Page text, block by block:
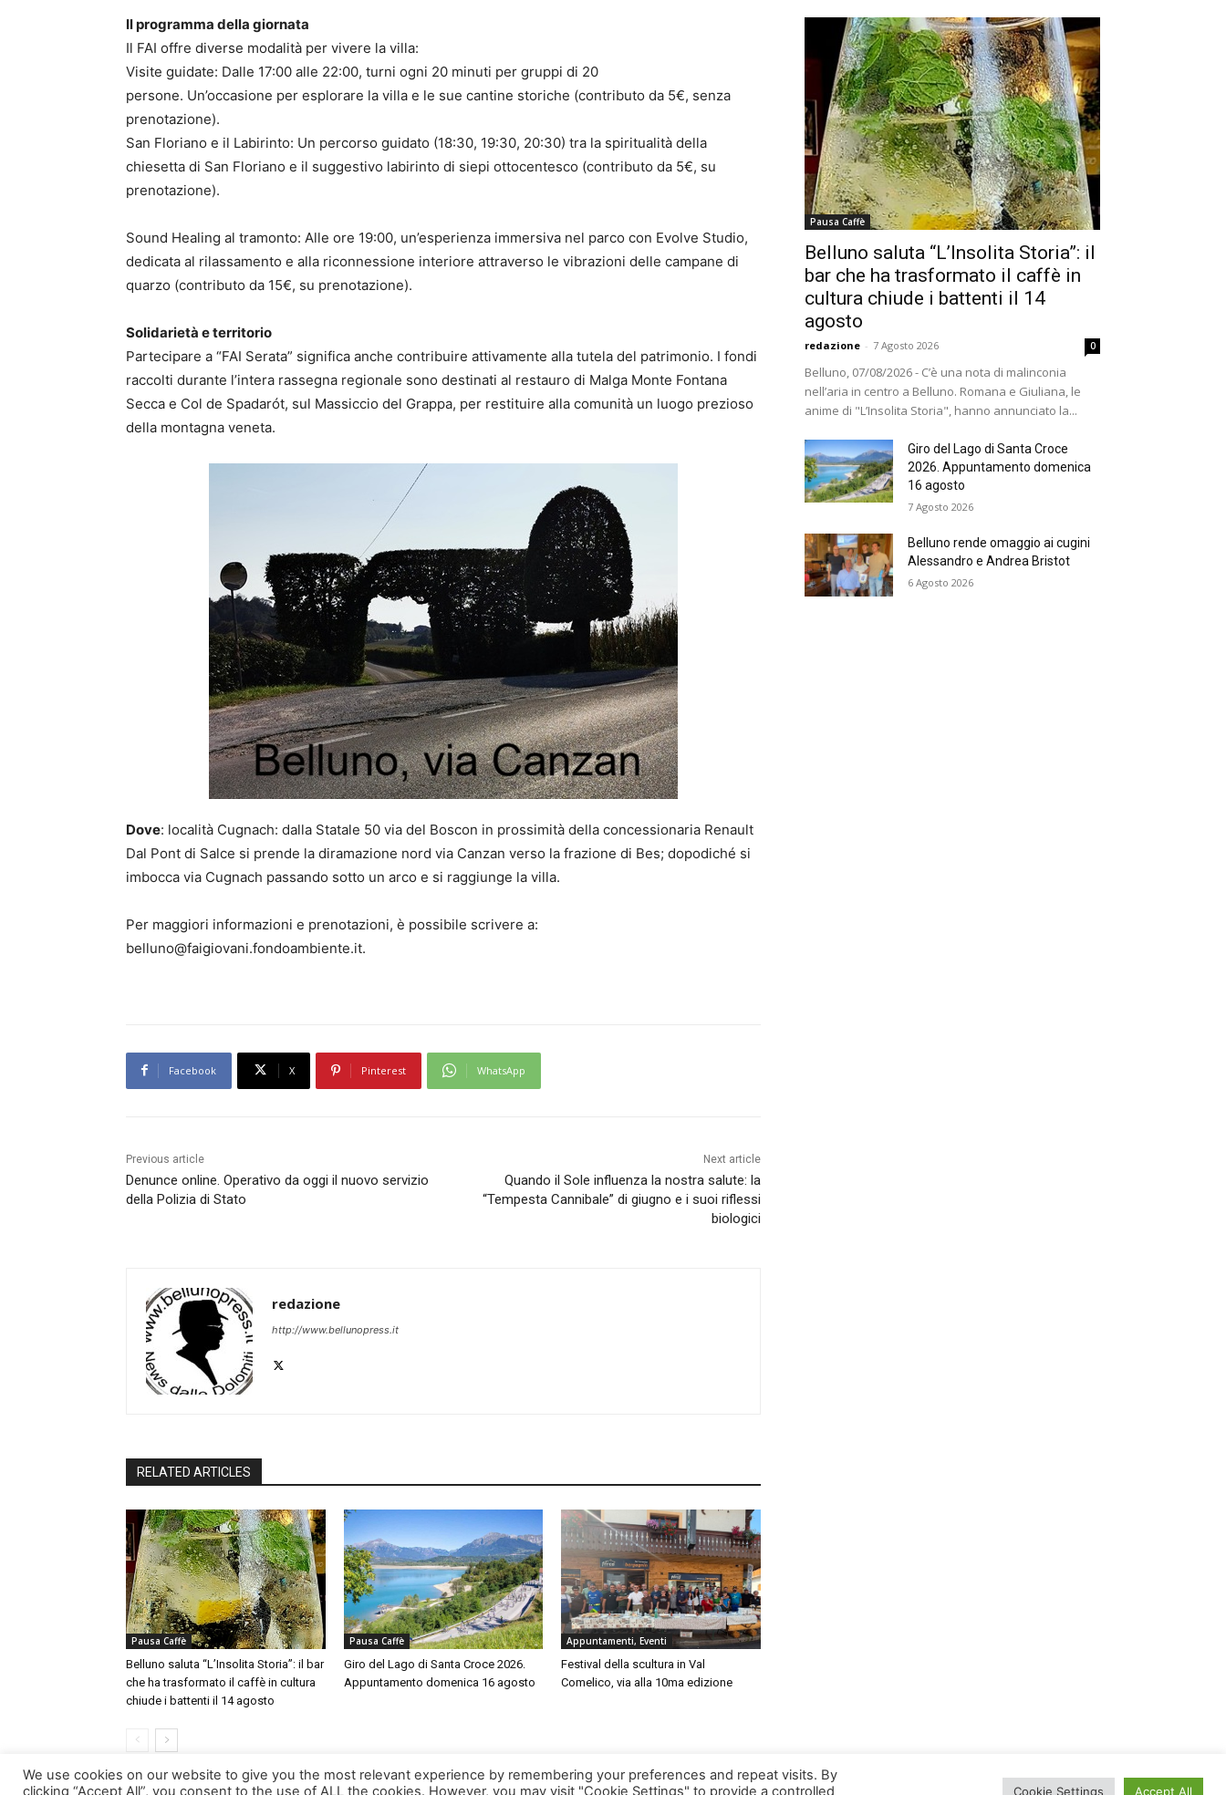
Il programma della giornata
Il FAI offre diverse modalità per vivere la villa:
Visite guidate: Dalle 17:00 alle 22:00, turni ogni 20 minuti per gruppi di 20
persone. Un’occasione per esplorare la villa e le sue cantine storiche (contributo da 5€, senza
prenotazione).
San Floriano e il Labirinto: Un percorso guidato (18:30, 19:30, 20:30) tra la spiritualità della
chiesetta di San Floriano e il suggestivo labirinto di siepi ottocentesco (contributo da 5€, su
prenotazione).
Sound Healing al tramonto: Alle ore 19:00, un’esperienza immersiva nel parco con Evolve Studio,
dedicata al rilassamento e alla riconnessione interiore attraverso le vibrazioni delle campane di
quarzo (contributo da 15€, su prenotazione).
Solidarietà e territorio
Partecipare a “FAI Serata” significa anche contribuire attivamente alla tutela del patrimonio. I fondi
raccolti durante l’intera rassegna regionale sono destinati al restauro di Malga Monte Fontana
Secca e Col de Spadarót, sul Massiccio del Grappa, per restituire alla comunità un luogo prezioso
della montagna veneta.
Dove: località Cugnach: dalla Statale 50 via del Boscon in prossimità della concessionaria Renault
Dal Pont di Salce si prende la diramazione nord via Canzan verso la frazione di Bes; dopodiché si
imbocca via Cugnach passando sotto un arco e si raggiunge la villa.
Per maggiori informazioni e prenotazioni, è possibile scrivere a:
belluno@faigiovani.fondoambiente.it.
Facebook X Pinterest WhatsApp
Previous article
Denunce online. Operativo da oggi il nuovo servizio
della Polizia di Stato
Next article
Quando il Sole influenza la nostra salute: la
“Tempesta Cannibale” di giugno e i suoi riflessi
biologici
redazione
http://www.bellunopress.it
RELATED ARTICLES
Pausa Caffè
Belluno saluta “L’Insolita Storia”: il bar
che ha trasformato il caffè in cultura
chiude i battenti il 14 agosto
Pausa Caffè
Giro del Lago di Santa Croce 2026.
Appuntamento domenica 16 agosto
Appuntamenti, Eventi
Festival della scultura in Val
Comelico, via alla 10ma edizione
Pausa Caffè
Belluno saluta “L’Insolita Storia”: il
bar che ha trasformato il caffè in
cultura chiude i battenti il 14
agosto
redazione - 7 Agosto 2026 0
Belluno, 07/08/2026 - C’è una nota di malinconia
nell’aria in centro a Belluno. Romana e Giuliana, le
anime di "L’Insolita Storia", hanno annunciato la...
Giro del Lago di Santa Croce
2026. Appuntamento domenica
16 agosto
7 Agosto 2026
Belluno rende omaggio ai cugini
Alessandro e Andrea Bristot
6 Agosto 2026
We use cookies on our website to give you the most relevant experience by remembering your preferences and repeat visits. By
clicking “Accept All”, you consent to the use of ALL the cookies. However, you may visit "Cookie Settings" to provide a controlled
Cookie Settings Accept All